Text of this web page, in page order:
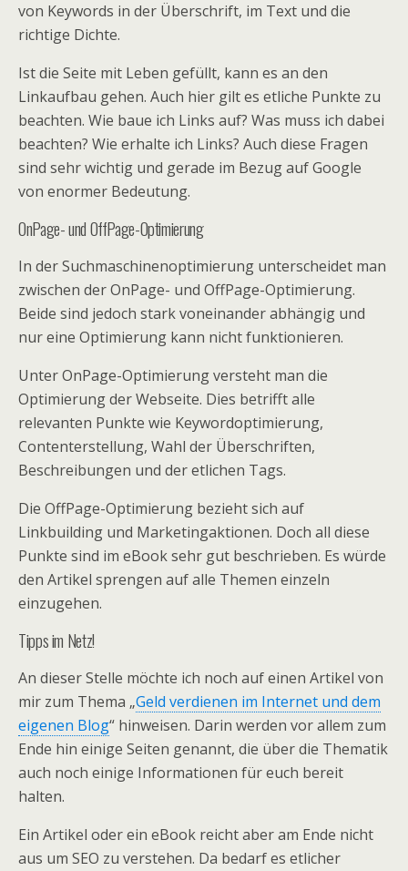
von Keywords in der Überschrift, im Text und die
richtige Dichte.
Ist die Seite mit Leben gefüllt, kann es an den
Linkaufbau gehen. Auch hier gilt es etliche Punkte zu
beachten. Wie baue ich Links auf? Was muss ich dabei
beachten? Wie erhalte ich Links? Auch diese Fragen
sind sehr wichtig und gerade im Bezug auf Google
von enormer Bedeutung.
OnPage- und OffPage-Optimierung
In der Suchmaschinenoptimierung unterscheidet man
zwischen der OnPage- und OffPage-Optimierung.
Beide sind jedoch stark voneinander abhängig und
nur eine Optimierung kann nicht funktionieren.
Unter OnPage-Optimierung versteht man die
Optimierung der Webseite. Dies betrifft alle
relevanten Punkte wie Keywordoptimierung,
Contenterstellung, Wahl der Überschriften,
Beschreibungen und der etlichen Tags.
Die OffPage-Optimierung bezieht sich auf
Linkbuilding und Marketingaktionen. Doch all diese
Punkte sind im eBook sehr gut beschrieben. Es würde
den Artikel sprengen auf alle Themen einzeln
einzugehen.
Tipps im Netz!
An dieser Stelle möchte ich noch auf einen Artikel von
mir zum Thema „Geld verdienen im Internet und dem
eigenen Blog“ hinweisen. Darin werden vor allem zum
Ende hin einige Seiten genannt, die über die Thematik
auch noch einige Informationen für euch bereit
halten.
Ein Artikel oder ein eBook reicht aber am Ende nicht
aus um SEO zu verstehen. Da bedarf es etlicher